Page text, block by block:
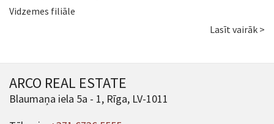
Vidzemes filiāle
Lasīt vairāk >
ARCO REAL ESTATE
Blaumaņa iela 5a - 1, Rīga, LV-1011